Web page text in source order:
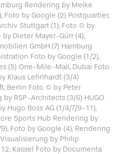
Rendering by Meike
Foto by Google (2) Postquartier,
Stuttgart (1), Foto © by
Dieter Mayer-Gürr (4),
GmbH (7) Hamburg
Foto by Google (1/2),
(5) One-Mile-Mall, Dubai Foto
Klaus Lehnhardt (3/4)
Berlin Foto © by Peter
by RSP-Architects (3/6) HUGO
Hugo Boss AG (1/4/7/9-11),
Sports Hub Rendering by
Foto by Google (4), Rendering
by Philip
Kassel Foto by Documenta